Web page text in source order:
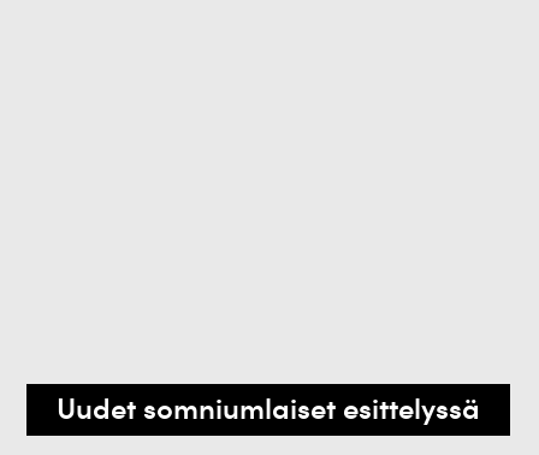
Uudet somniumlaiset esittelyssä